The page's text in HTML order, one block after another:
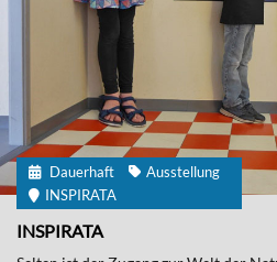
Dauerhaft
Ausstellung
INSPIRATA
INSPIRATA